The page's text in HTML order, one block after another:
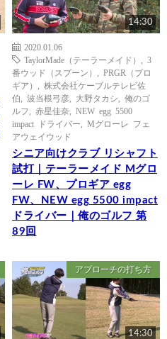
14:30
2020.01.06
TaylorMade（テーラーメイド）
3
番ウッド（スプーン）
PRGR（プロ
ギア）
株式会社ケーブルテレビ佐
伯
波当根弓彦 大野タカシ
俺のゴ
ルフ
赤星佳奈
NEW egg 5500
impact ドライバー
Mグローレ フェ
アウェイウッド
シニア向けクラブ リシャフト
試打｜テーラーメイド Mグロ
ーレ FW、プロギア egg
FW、NEW egg 5500 impact
ドライバー｜俺のゴルフ 第
89回
アプローチの打ち方
14:30